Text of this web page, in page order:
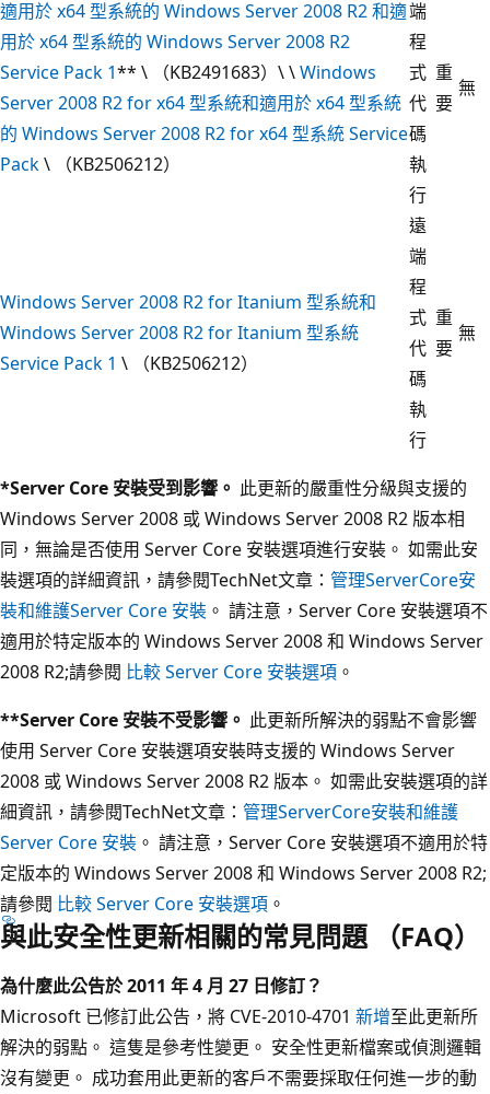
適用於 x64 型系統的 Windows Server 2008 R2 和適
用於 x64 型系統的 Windows Server 2008 R2
Service Pack 1** \ （KB2491683）\ \Windows
Server 2008 R2 for x64 型系統和適用於 x64 型系統
的 Windows Server 2008 R2 for x64 型系統 Service
Pack\ （KB2506212）
端
程
式
代
碼
執
行
重
要
無
Windows Server 2008 R2 for Itanium 型系統和
Windows Server 2008 R2 for Itanium 型系統
Service Pack 1 \ （KB2506212）
遠
端
程
式
代
碼
執
行
重
要
無
*Server Core 安裝受到影響。 此更新的嚴重性分級與支援的
Windows Server 2008 或 Windows Server 2008 R2 版本相
同，無論是否使用 Server Core 安裝選項進行安裝。 如需此安
裝選項的詳細資訊，請參閱TechNet文章： 管理ServerCore安
裝和維護Server Core 安裝 。 請注意，Server Core 安裝選項不
適用於特定版本的 Windows Server 2008 和 Windows Server
2008 R2;請參閱 比較 Server Core 安裝選項 。
**Server Core 安裝不受影響。 此更新所解決的弱點不會影響
使用 Server Core 安裝選項安裝時支援的 Windows Server
2008 或 Windows Server 2008 R2 版本。 如需此安裝選項的詳
細資訊，請參閱TechNet文章： 管理ServerCore安裝和維護
Server Core 安裝 。 請注意，Server Core 安裝選項不適用於特
定版本的 Windows Server 2008 和 Windows Server 2008 R2;
請參閱 比較 Server Core 安裝選項 。
與此安全性更新相關的常見問題 （FAQ）
為什麼此公告於 2011 年 4 月 27 日修訂？
Microsoft 已修訂此公告，將 CVE-2010-4701 新增至此更新所
解決的弱點。 這隻是參考性變更。 安全性更新檔案或偵測邏輯
沒有變更。 成功套用此更新的客戶不需要採取任何進一步的動